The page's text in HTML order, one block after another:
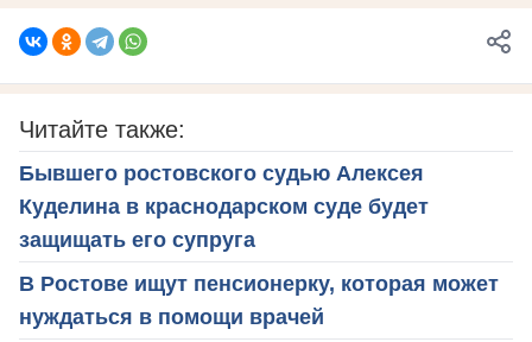
Читайте также:
Бывшего ростовского судью Алексея
Куделина в краснодарском суде будет
защищать его супруга
В Ростове ищут пенсионерку, которая может
нуждаться в помощи врачей